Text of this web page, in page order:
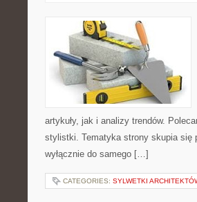
artykuły, jak i analizy trendów.
stylistki. Tematyka strony skupia się
wyłącznie do samego […]
CATEGORIES: SYLWETKI